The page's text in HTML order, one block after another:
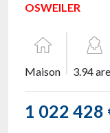
OSWEILER
Maison 3.94
1 022 428